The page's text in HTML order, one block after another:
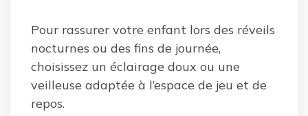
Pour rassurer votre enfant lors des réveils
nocturnes ou des fins de journée,
choisissez un éclairage doux ou une
veilleuse adaptée à l’espace de jeu et de
repos.